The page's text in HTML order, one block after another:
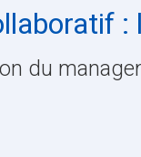
:
du